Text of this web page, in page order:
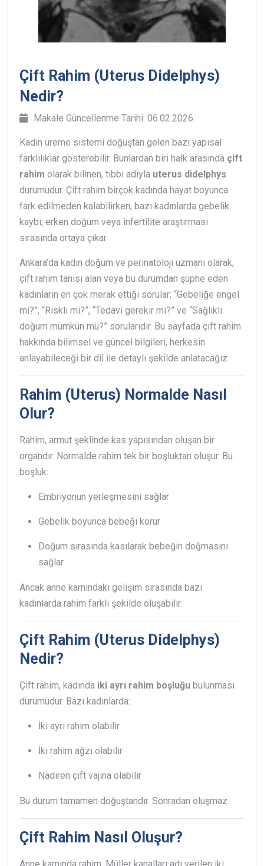
Çift Rahim (Uterus Didelphys)
Nedir?
Makale Güncellenme Tarihi: 06.02.2026
Kadın üreme sistemi doğuştan gelen bazı yapısal
farklılıklar gösterebilir. Bunlardan biri halk arasında çift
rahim olarak bilinen, tıbbi adıyla uterus didelphys
durumudur. Çift rahim birçok kadında hayat boyunca
fark edilmeden kalabilirken, bazı kadınlarda gebelik
kaybı, erken doğum veya infertilite araştırması
sırasında ortaya çıkar.
Ankara’da kadın doğum ve perinatoloji uzmanı olarak,
çift rahim tanısı alan veya bu durumdan şüphe eden
kadınların en çok merak ettiği sorular; “Gebeliğe engel
mi?”, “Riskli mi?”, “Tedavi gerekir mi?” ve “Sağlıklı
doğum mümkün mü?” sorularıdır. Bu sayfada çift rahim
hakkında bilimsel ve güncel bilgileri, herkesin
anlayabileceği bir dil ile detaylı şekilde anlatacağız.
Rahim (Uterus) Normalde Nasıl
Olur?
Rahim, armut şeklinde kas yapısından oluşan bir
organdır. Normalde rahim tek bir boşluktan oluşur. Bu
boşluk:
Embriyonun yerleşmesini sağlar
Gebelik boyunca bebeği korur
Doğum sırasında kasılarak bebeğin doğmasını
sağlar
Ancak anne karnındaki gelişim sırasında bazı
kadınlarda rahim farklı şekilde oluşabilir.
Çift Rahim (Uterus Didelphys)
Nedir?
Çift rahim, kadında iki ayrı rahim boşluğu bulunması
durumudur. Bazı kadınlarda:
İki ayrı rahim olabilir
İki rahim ağzı olabilir
Nadiren çift vajina olabilir
Bu durum tamamen doğuştandır. Sonradan oluşmaz.
Çift Rahim Nasıl Oluşur?